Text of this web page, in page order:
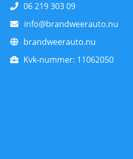
06 219 303 09
info@brandweerauto.nu
brandweerauto.nu
Kvk-nummer: 11062050